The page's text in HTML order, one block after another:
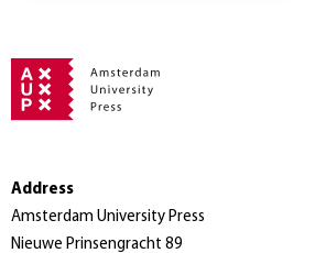
Address
Amsterdam University Press
Nieuwe Prinsengracht 89